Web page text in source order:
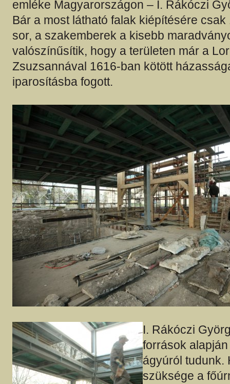
emléke Magyarországon – I. Rákóczi
Bár a most látható falak kiépítésére
sor, a szakemberek a kisebb
valószínűsítik, hogy a területen már a
Zsuzsannával 1616-ban kötött
iparosításba fogott.
I. Rákóczi
források
ágyúról tudunk.
szüksége a